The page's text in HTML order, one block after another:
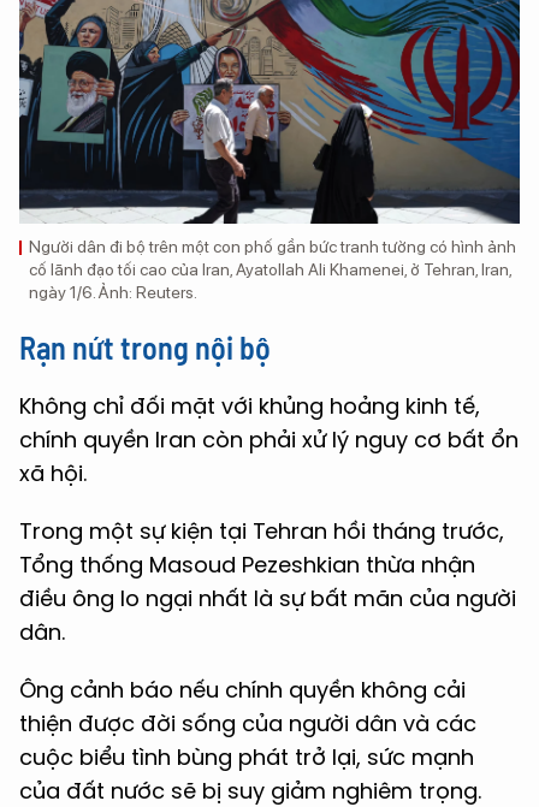
Người dân đi bộ trên một con phố gần bức tranh tường có hình ảnh
cố lãnh đạo tối cao của Iran, Ayatollah Ali Khamenei, ở Tehran, Iran,
ngày 1/6. Ảnh: Reuters.
Rạn nứt trong nội bộ
Không chỉ đối mặt với khủng hoảng kinh tế,
chính quyền Iran còn phải xử lý nguy cơ bất ổn
xã hội.
Trong một sự kiện tại Tehran hồi tháng trước,
Tổng thống Masoud Pezeshkian thừa nhận
điều ông lo ngại nhất là sự bất mãn của người
dân.
Ông cảnh báo nếu chính quyền không cải
thiện được đời sống của người dân và các
cuộc biểu tình bùng phát trở lại, sức mạnh
của đất nước sẽ bị suy giảm nghiêm trọng.